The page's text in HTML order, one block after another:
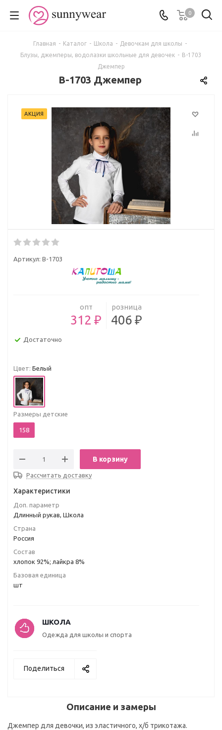
0
Главная - Каталог - Школа - Девочкам для школы -
Блузы, джемперы, водолазки школьные для девочек - В-1703
Джемпер
В-1703 Джемпер
АКЦИЯ
Артикул: В-1703
опт
312 ₽
розница
406 ₽
Достаточно
Цвет: Белый
Размеры детские
158
В корзину
Рассчитать доставку
Характеристики
Доп. параметр
Длинный рукав, Школа
Страна
Россия
Состав
хлопок 92%; лайкра 8%
Базовая единица
шт
ШКОЛА
Одежда для школы и спорта
Поделиться
Описание и замеры
Джемпер для девочки, из эластичного, х/б трикотажа.